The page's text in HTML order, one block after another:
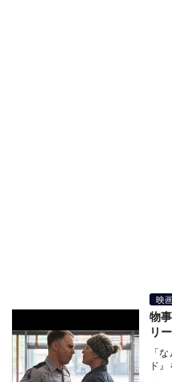
映
物
リ
「
ド
し